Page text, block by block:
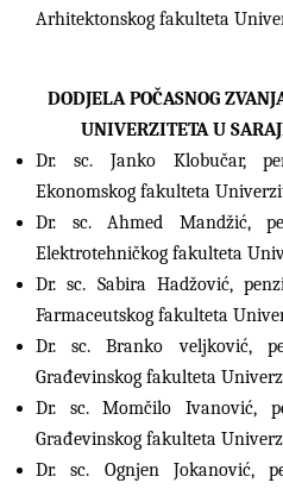
Arhitektonskog fakulteta
DODJELA POČASNOG
UNIVERZITETA U
Dr. sc. Janko Klobučar,
Ekonomskog fakulteta
Dr. sc. Ahmed Mandžić,
Elektrotehničkog fakulteta
Dr. sc. Sabira Hadžović,
Farmaceutskog fakulteta
Dr. sc. Branko veljković,
Građevinskog fakulteta
Dr. sc. Momčilo Ivanović,
Građevinskog fakulteta
Dr. sc. Ognjen Jokanović,